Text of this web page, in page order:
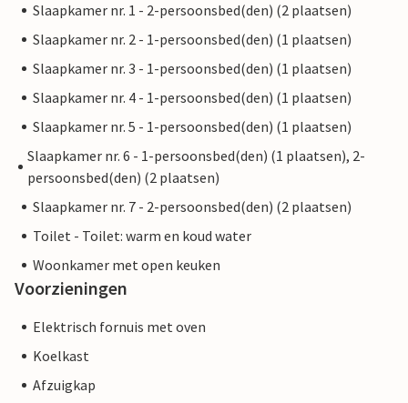
Slaapkamer nr. 1 - 2-persoonsbed(den) (2 plaatsen)
Slaapkamer nr. 2 - 1-persoonsbed(den) (1 plaatsen)
Slaapkamer nr. 3 - 1-persoonsbed(den) (1 plaatsen)
Slaapkamer nr. 4 - 1-persoonsbed(den) (1 plaatsen)
Slaapkamer nr. 5 - 1-persoonsbed(den) (1 plaatsen)
Slaapkamer nr. 6 - 1-persoonsbed(den) (1 plaatsen), 2-
persoonsbed(den) (2 plaatsen)
Slaapkamer nr. 7 - 2-persoonsbed(den) (2 plaatsen)
Toilet - Toilet: warm en koud water
Woonkamer met open keuken
Voorzieningen
Elektrisch fornuis met oven
Koelkast
Afzuigkap